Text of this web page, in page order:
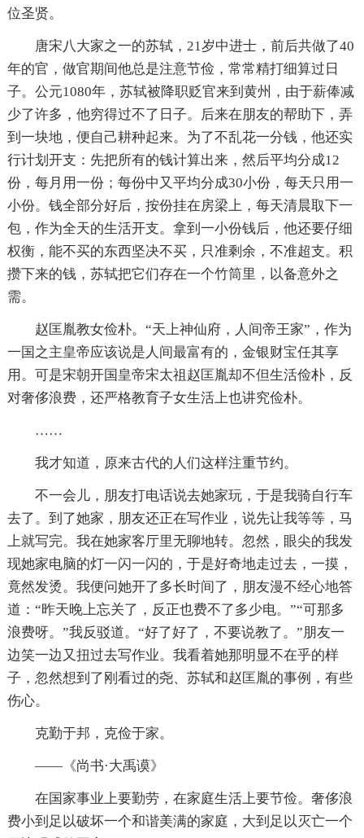
位圣贤。
唐宋八大家之一的苏轼，21岁中进士，前后共做了40
年的官，做官期间他总是注意节俭，常常精打细算过日
子。公元1080年，苏轼被降职贬官来到黄州，由于薪俸减
少了许多，他穷得过不了日子。后来在朋友的帮助下，弄
到一块地，便自己耕种起来。为了不乱花一分钱，他还实
行计划开支：先把所有的钱计算出来，然后平均分成12
份，每月用一份；每份中又平均分成30小份，每天只用一
小份。钱全部分好后，按份挂在房梁上，每天清晨取下一
包，作为全天的生活开支。拿到一小份钱后，他还要仔细
权衡，能不买的东西坚决不买，只准剩余，不准超支。积
攒下来的钱，苏轼把它们存在一个竹筒里，以备意外之
需。
赵匡胤教女俭朴。“天上神仙府，人间帝王家”，作为
一国之主皇帝应该说是人间最富有的，金银财宝任其享
用。可是宋朝开国皇帝宋太祖赵匡胤却不但生活俭朴，反
对奢侈浪费，还严格教育子女生活上也讲究俭朴。
……
我才知道，原来古代的人们这样注重节约。
不一会儿，朋友打电话说去她家玩，于是我骑自行车
去了。到了她家，朋友还正在写作业，说先让我等等，马
上就写完。我在她家客厅里无聊地转。忽然，眼尖的我发
现她家电脑的灯一闪一闪的，于是好奇地走过去，一摸，
竟然发烫。我便问她开了多长时间了，朋友漫不经心地答
道：“昨天晚上忘关了，反正也费不了多少电。”“可那多
浪费呀。”我反驳道。“好了好了，不要说教了。”朋友一
边笑一边又扭过去写作业。我看着她那明显不在乎的样
子，忽然想到了刚看过的尧、苏轼和赵匡胤的事例，有些
伤心。
克勤于邦，克俭于家。
——《尚书·大禹谟》
在国家事业上要勤劳，在家庭生活上要节俭。奢侈浪
费小到足以破坏一个和谐美满的家庭，大到足以灭亡一个